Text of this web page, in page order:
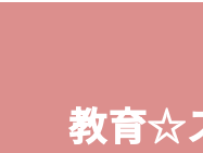
教育☆